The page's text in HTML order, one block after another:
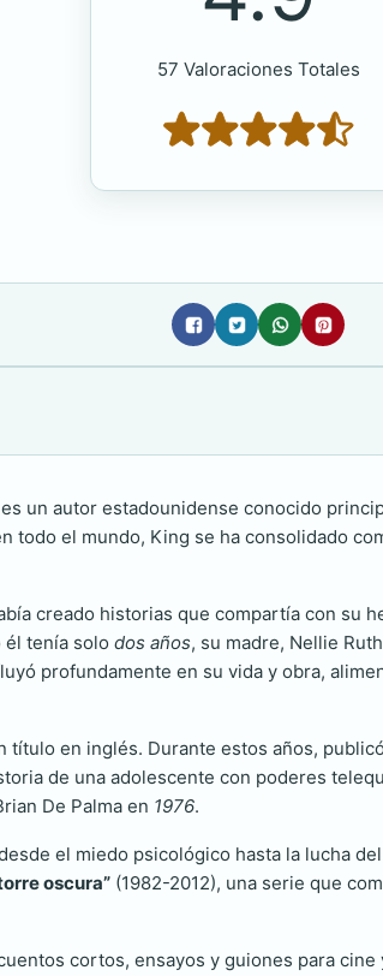
57 Valoraciones Totales
un autor estadounidense conocido
todo el mundo, King se ha consolidado
creado historias que compartía con su
tenía solo dos años, su madre, Nellie
profundamente en su vida y obra,
título en inglés. Durante estos años,
de una adolescente con poderes
De Palma en 1976.
el miedo psicológico hasta la lucha
oscura” (1982-2012), una serie que
cortos, ensayos y guiones para